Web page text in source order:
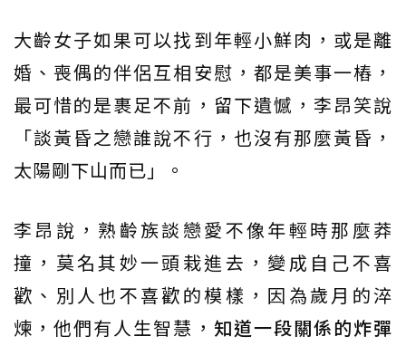
大齡女子如果可以找到年輕小鮮肉，或是離
婚、喪偶的伴侶互相安慰，都是美事一樁，
最可惜的是裹足不前，留下遺憾，李昂笑說
「談黃昏之戀誰說不行，也沒有那麼黃昏，
太陽剛下山而已」。
李昂說，熟齡族談戀愛不像年輕時那麼莽
撞，莫名其妙一頭栽進去，變成自己不喜
歡、別人也不喜歡的模樣，因為歲月的淬
煉，他們有人生智慧， 知道一段關係的炸彈